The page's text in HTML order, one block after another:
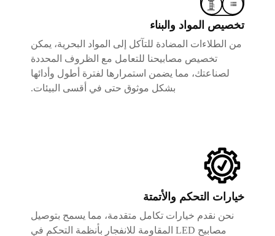
تخصيص المواد والبناء
من الطلاءات المضادة للتآكل إلى المواد البحرية، يمكن
تخصيص مصابيحنا للتعامل مع الظروف المحددة
لصناعتك، مما يضمن استمرارها لفترة أطول وأدائها
بشكل موثوق حتى في أقسى البيئات.
خيارات التحكم والأتمتة
نحن نقدم خيارات تكامل متقدمة، مما يسمح بتوصيل
مصابيح LED المقاومة للانفجار بأنظمة التحكم في